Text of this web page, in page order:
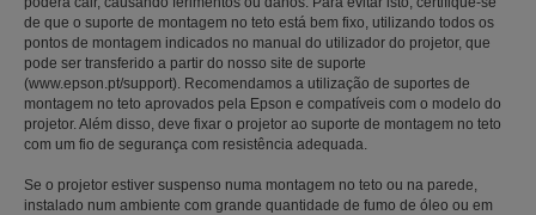
de que o suporte de montagem no teto está bem fixo, utilizando todos os
pontos de montagem indicados no manual do utilizador do projetor, que
pode ser transferido a partir do nosso site de suporte
(www.epson.pt/support). Recomendamos a utilização de suportes de
montagem no teto aprovados pela Epson e compatíveis com o modelo do
projetor. Além disso, deve fixar o projetor ao suporte de montagem no teto
com um fio de segurança com resistência adequada.
Se o projetor estiver suspenso numa montagem no teto ou na parede,
instalado num ambiente com grande quantidade de fumo de óleo ou em